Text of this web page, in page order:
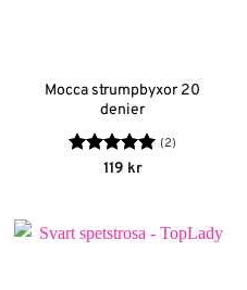
Mocca strumpbyxor 20
denier
Betygsatt5
(2)
119 kr